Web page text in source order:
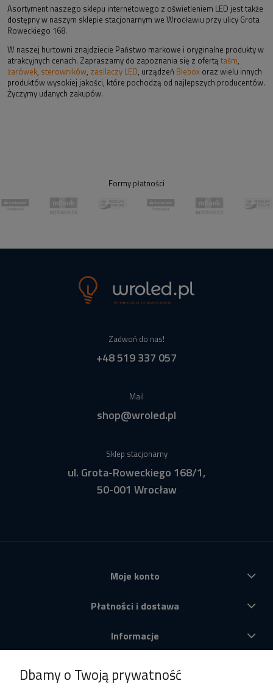
Asortyment naszego sklepu internetowego z oświetleniem LED jest także
dostępny w naszym sklepie stacjonarnym we Wrocławiu przy ulicy Grota
Roweckiego 168.
W naszej hurtowni znajdziecie Państwo markowe i oryginalne produkty w
atrakcyjnych cenach. Zapraszamy do zapoznania się z ofertą taśm,
żarówek, sterowników, zasilaczy LED, urządzeń Blebox oraz wielu innych
produktów wysokiej jakości, które pochodzą od najlepszych producentów.
Życzymy udanych zakupów.
Formy płatności
Zadwoń do nas!
+48 519 337 057
Mail
shop@wroled.pl
Sklep stacjonarny
ul. Grota-Roweckiego 168/1,
50-001 Wrocław
Moje konto
Płatności i dostawa
Informacje
Dbamy o Twoją prywatność